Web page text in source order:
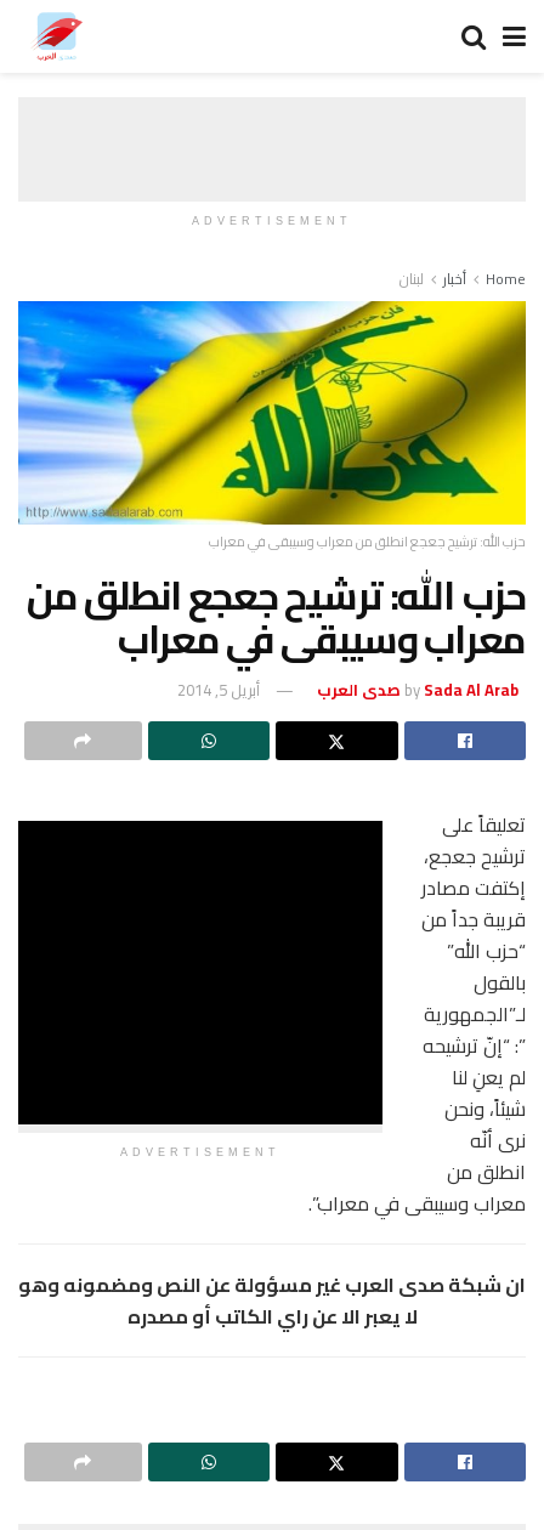
ADVERTISEMENT
Home أخبار لبنان
حزب الله: ترشيح جعجع انطلق من معراب وسيبقى في معراب
حزب الله: ترشيح جعجع انطلق من
معراب وسيبقى في معراب
bySada Al Arab صدى العرب أبريل 5, 2014
ADVERTISEMENT
تعليقاً على
ترشيح جعجع،
إكتفت مصادر
قريبة جداً من
“حزب الله”
بالقول
لـ”الجمهورية
”: “إنّ ترشيحه
لم يعنِ لنا
شيئاً، ونحن
نرى أنّه
انطلق من
معراب وسيبقى في معراب”.
ان شبكة صدى العرب غير مسؤولة عن النص ومضمونه وهو
لا يعبر الا عن راي الكاتب أو مصدره